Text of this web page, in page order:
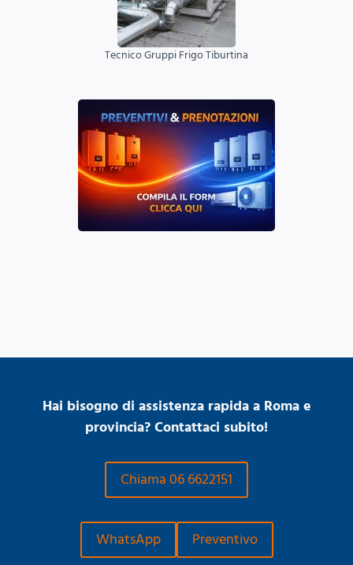
Tecnico Gruppi Frigo Tiburtina
Hai bisogno di assistenza rapida a Roma e
provincia? Contattaci subito!
Chiama 06 6622151
WhatsApp Preventivo